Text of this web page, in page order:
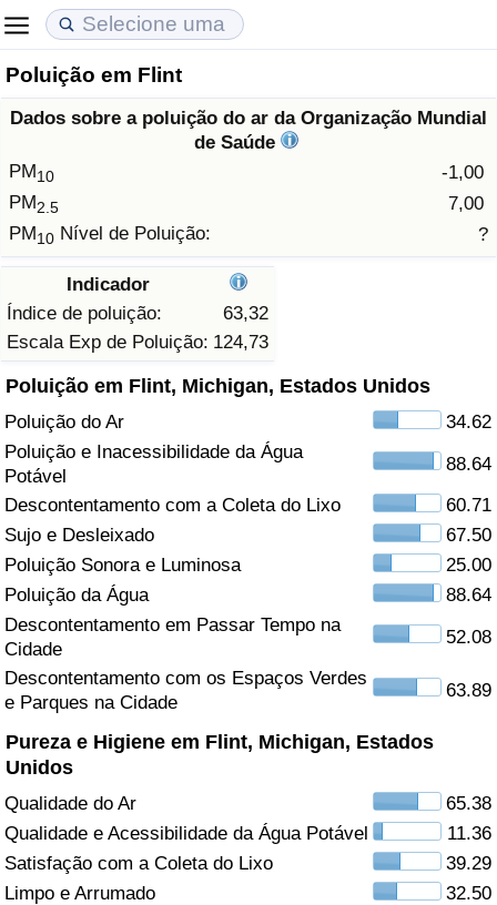
Poluição em Flint
Dados sobre a poluição do ar da Organização Mundial
de Saúde
PM10
-1,00
PM2.5
7,00
PM10 Nível de Poluição: ?
Indicador
Índice de poluição:
63,32
Escala Exp de Poluição: 124,73
Poluição em Flint, Michigan, Estados Unidos
Poluição do Ar
34.62
Poluição e Inacessibilidade da Água
Potável
88.64
Descontentamento com a Coleta do Lixo
60.71
Sujo e Desleixado
67.50
Poluição Sonora e Luminosa
25.00
Poluição da Água
88.64
Descontentamento em Passar Tempo na
Cidade
52.08
Descontentamento com os Espaços Verdes
e Parques na Cidade
63.89
Pureza e Higiene em Flint, Michigan, Estados
Unidos
Qualidade do Ar
65.38
Qualidade e Acessibilidade da Água Potável
11.36
Satisfação com a Coleta do Lixo
39.29
Limpo e Arrumado
32.50
Custo de Vida
Indicador de Custo de Vida (Atual)
Indicador de Custo de Vida
em Aqaba
Preços de Imóveis
Indicador de Preços de Imóveis (Atual)
Indicador de Preços de Imóveis
Qualidade de Vida
Indicador de Qualidade de Vida
Indicador de Qualidade de Vida (Atual)
Crime
Taxa do Indicador de Crime (Atual)
Indicador de Crime
Índice de criminalidade por país
Saúde
Indicador de Saúde (Atual)
Indicador de Saúde
Indicador de Saúde por País
Poluição
Índice de poluição